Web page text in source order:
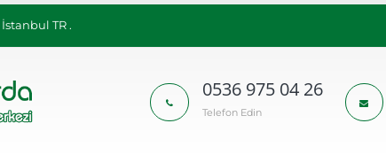
TR .
0536 975 04 26
Telefon Edin